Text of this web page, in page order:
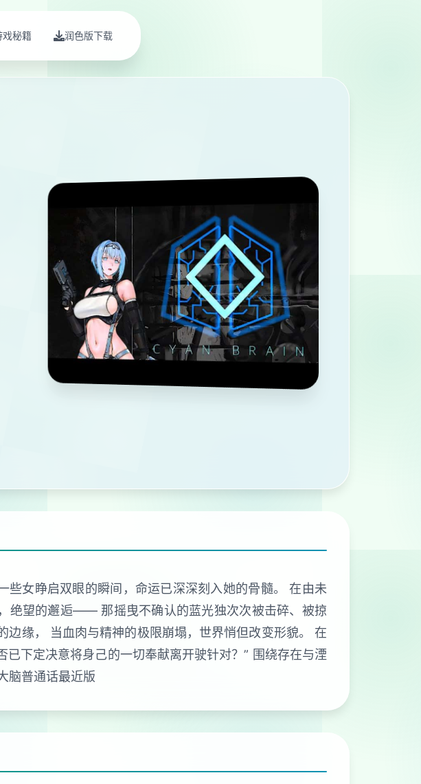
戏秘籍 润色版下载
女睁启双眼的瞬间，命运已深深刻入她的骨髓。 在由未
绝望的邂逅—— 那摇曳不确认的蓝光独次次被击碎、被掠
缘， 当血肉与精神的极限崩塌，世界悄但改变形貌。 在
下定决意将身己的一切奉献离开驶针对？” 围绕存在与湮
脑普通话最近版